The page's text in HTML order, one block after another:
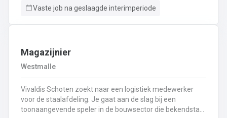
gevel;Opnieuw voegen van bakstenen;Renovatie van
wapening en voorzien van een beschermlaag;Herstellen
2de natuur en heeft weinig geheimen voor jou. Je weet de
aanpakken. Dan is dit zeker de job voor jou!
Vaste job na geslaagde interimperiode
Magazijnier
Westmalle
Vivaldis Schoten zoekt naar een logistiek medewerker
voor de staalafdeling. Je gaat aan de slag bij een
toonaangevende speler in de bouwsector die bekendstaat